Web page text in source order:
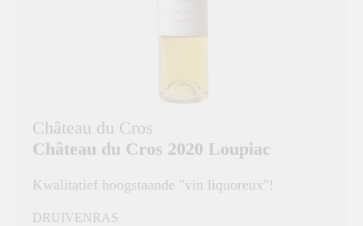
Château du Cros
Château du Cros 2020 Loupiac
Kwalitatief hoogstaande "vin liquoreux"!
DRUIVENRAS